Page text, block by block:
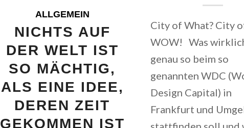
ALLGEMEIN
NICHTS AUF
DER WELT IST
SO MÄCHTIG,
ALS EINE IDEE,
DEREN ZEIT
GEKOMMEN IST
City of What? City
WOW! Was
genau so beim so
genannten WDC
Design Capital) in
Frankfurt und